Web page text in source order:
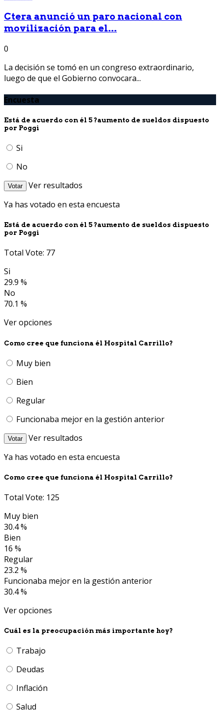
Ctera anunció un paro nacional con
movilización para el...
0
La decisión se tomó en un congreso extraordinario,
luego de que el Gobierno convocara...
Encuesta
Está de acuerdo con él 5 ?aumento de sueldos dispuesto
por Poggi
Si
No
Votar
Ver resultados
Ya has votado en esta encuesta
Está de acuerdo con él 5 ?aumento de sueldos dispuesto
por Poggi
Total Vote: 77
Si
29.9 %
No
70.1 %
Ver opciones
Como cree que funciona él Hospital Carrillo?
Muy bien
Bien
Regular
Funcionaba mejor en la gestión anterior
Votar
Ver resultados
Ya has votado en esta encuesta
Como cree que funciona él Hospital Carrillo?
Total Vote: 125
Muy bien
30.4 %
Bien
16 %
Regular
23.2 %
Funcionaba mejor en la gestión anterior
30.4 %
Ver opciones
Cuál es la preocupación más importante hoy?
Trabajo
Deudas
Inflación
Salud